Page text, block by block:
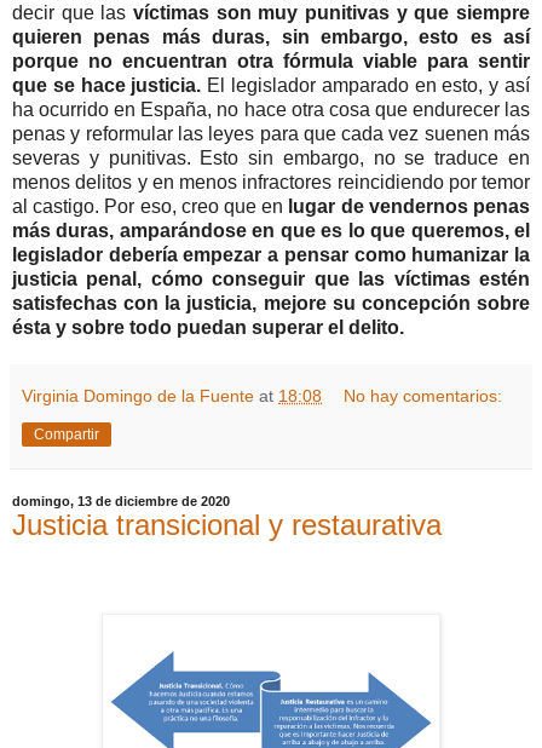
decir que las víctimas son muy punitivas y que siempre
quieren penas más duras, sin embargo, esto es así
porque no encuentran otra fórmula viable para sentir
que se hace justicia. El legislador amparado en esto, y así
ha ocurrido en España, no hace otra cosa que endurecer las
penas y reformular las leyes para que cada vez suenen más
severas y punitivas. Esto sin embargo, no se traduce en
menos delitos y en menos infractores reincidiendo por temor
al castigo. Por eso, creo que en lugar de vendernos penas
más duras, amparándose en que es lo que queremos, el
legislador debería empezar a pensar como humanizar la
justicia penal, cómo conseguir que las víctimas estén
satisfechas con la justicia, mejore su concepción sobre
ésta y sobre todo puedan superar el delito.
Virginia Domingo de la Fuente at 18:08 No hay comentarios:
Compartir
domingo, 13 de diciembre de 2020
Justicia transicional y restaurativa